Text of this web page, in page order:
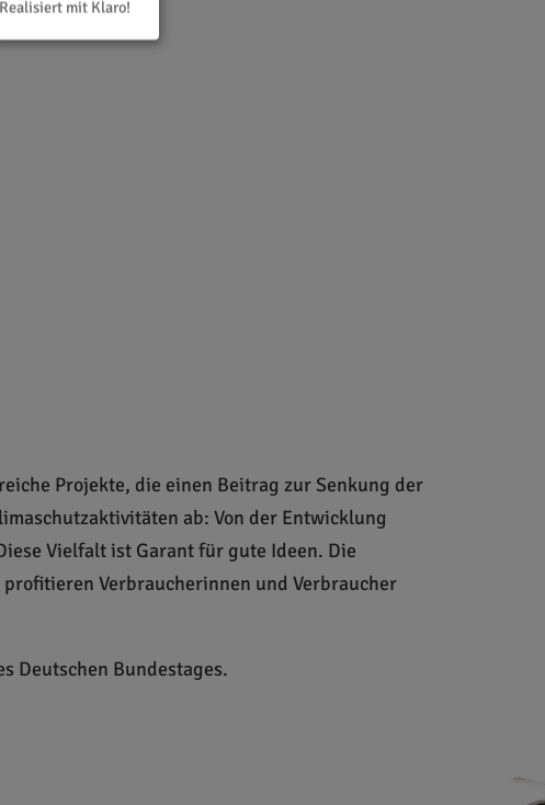
Projekte, die einen Beitrag zur Senkung der
ab: Von der Entwicklung
Vielfalt ist Garant für gute Ideen. Die
Verbraucherinnen und Verbraucher
Deutschen Bundestages.
Realisiert mit Klaro!